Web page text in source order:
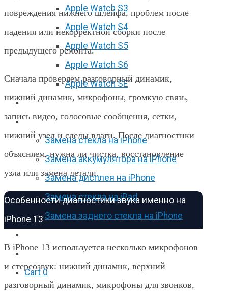
Apple Watch S3
Apple Watch S4
Apple Watch S5
Apple Watch S6
Apple Watch SE
Отзывы
Акции
Замена стекла на iPhone
Замена аккумулятора на iPhone
Замена дисплея на iPhone
Замена стекла на iPad
Замена заднего стекла на iPhone
F.A.Q
Cart 0
повреждения нижнего шлейфа, проблем после
падения или некорректной сборки после
предыдущего ремонта.
Сначала проверяем разговорный динамик,
нижний динамик, микрофоны, громкую связь,
запись видео, голосовые сообщения, сетки,
нижний узел и следы влаги. После диагностики
объясняем, нужна ли чистка, восстановление
узла или замена детали.
Особенности диагностики звука именно на
iPhone 13
В iPhone 13 используется несколько микрофонов
и стереозвук: нижний динамик, верхний
разговорный динамик, микрофоны для звонков,